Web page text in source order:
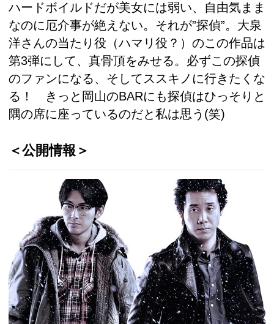
ハードボイルドだが美女には弱い、自由気まま
なのに厄介事が絶えない。それが”探偵”。大泉
洋さんの当たり役（ハマリ役？）のこの作品は
第3弾にして、真骨頂をみせる。必ずこの探偵
のファンになる、そしてススキノに行きたくな
る！ きっと岡山のBARにも探偵はひっそりと
隅の席に座っているのだと私は思う(笑)
＜公開情報＞